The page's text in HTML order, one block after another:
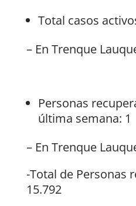
Total casos
– En Trenque
Personas
última semana: 1
– En Trenque
-Total de Personas
15.792